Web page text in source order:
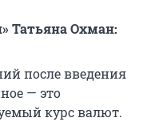
Татьяна Охман:
после введения
— это
курс валют.